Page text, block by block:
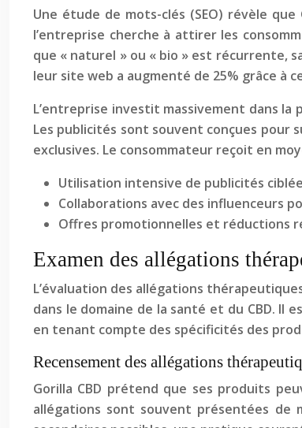
Une étude de mots-clés (SEO) révèle
l’entreprise cherche à attirer les
que « naturel » ou « bio » est récurrente,
leur site web a augmenté de 25% grâce à
L’entreprise investit massivement dans
Les publicités sont souvent conçues pour
exclusives. Le consommateur reçoit en
Utilisation intensive de publicités
Collaborations avec des influenceurs
Offres promotionnelles et réductions
Examen des allégations
L’évaluation des allégations
dans le domaine de la santé et du CBD.
en tenant compte des spécificités des
Recensement des allégations
Gorilla CBD prétend que ses produits
allégations sont souvent présentées de